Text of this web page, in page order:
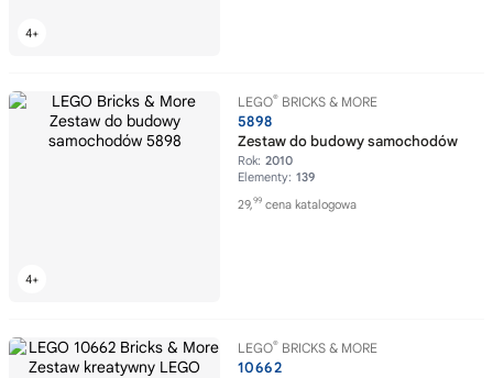
LEGO® BRICKS & MORE
5898
Zestaw do budowy samochodów
Rok: 2010
Elementy: 139
29,99 cena katalogowa
LEGO® BRICKS & MORE
10662